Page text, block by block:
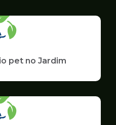
pet no Jardim